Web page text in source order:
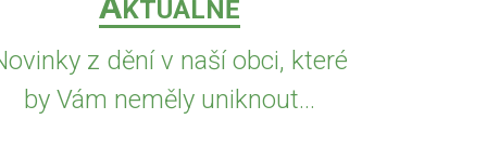
KTUÁLNĚ
z dění v naší obci, které
by Vám neměly uniknout...